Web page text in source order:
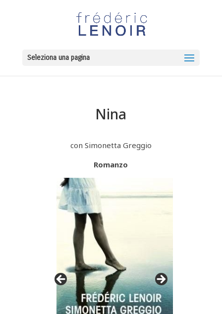
Seleziona una pagina
Nina
con Simonetta Greggio
Romanzo